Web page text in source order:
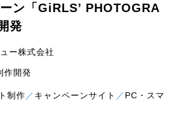
ン「GiRLS’ PHOTOGRA
発
ー株式会社
作開発
制作 キャンペーンサイト
PC・スマ